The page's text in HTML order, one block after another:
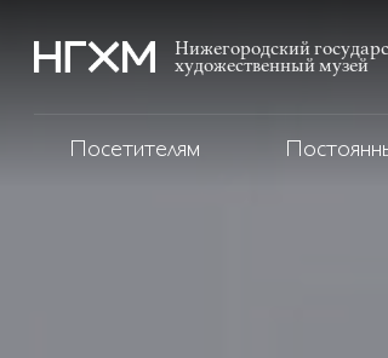
Нижегородский
художественный музей
Посетителям